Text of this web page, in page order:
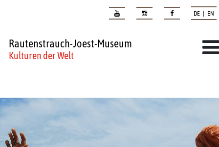
DE | EN
Rautenstrauch-Joest-Museum
Kulturen der Welt